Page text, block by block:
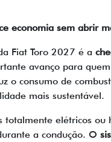
economia sem abrir
Fiat Toro 2027 é a
avanço para
o consumo de
mais sustentável.
totalmente elétricos
a condução. O